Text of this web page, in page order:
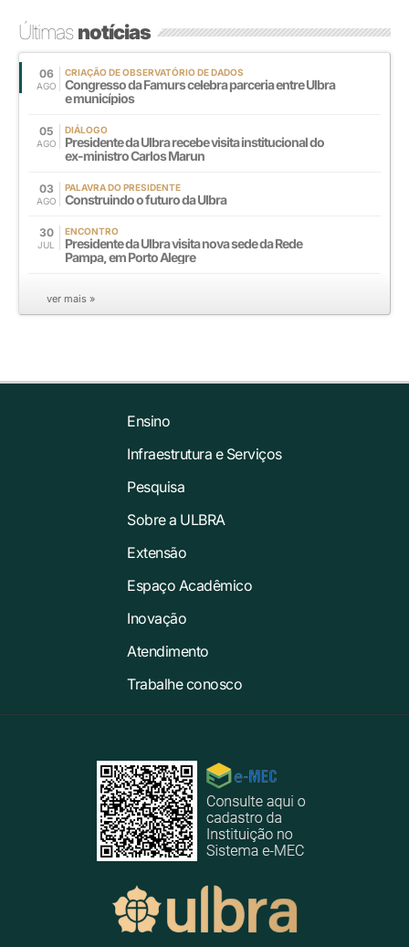
Últimasnotícias
06
AGO
CRIAÇÃO DE OBSERVATÓRIO DE DADOS
Congresso da Famurs celebra parceria entre Ulbra
e municípios
05
AGO
DIÁLOGO
Presidente da Ulbra recebe visita institucional do
ex-ministro Carlos Marun
03
AGO
PALAVRA DO PRESIDENTE
Construindo o futuro da Ulbra
30
JUL
ENCONTRO
Presidente da Ulbra visita nova sede da Rede
Pampa, em Porto Alegre
ver mais »
Ensino
Infraestrutura e Serviços
Pesquisa
Sobre a ULBRA
Extensão
Espaço Acadêmico
Inovação
Atendimento
Trabalhe conosco